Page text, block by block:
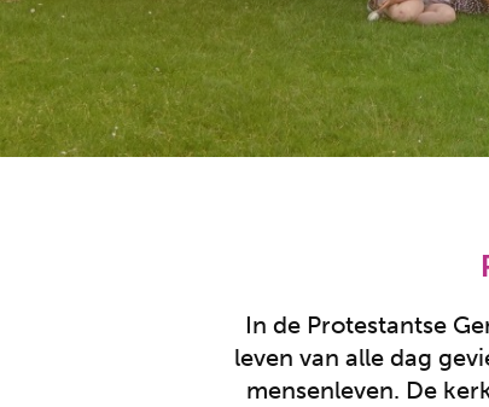
In de Protestantse
leven van alle dag
mensenleven. De